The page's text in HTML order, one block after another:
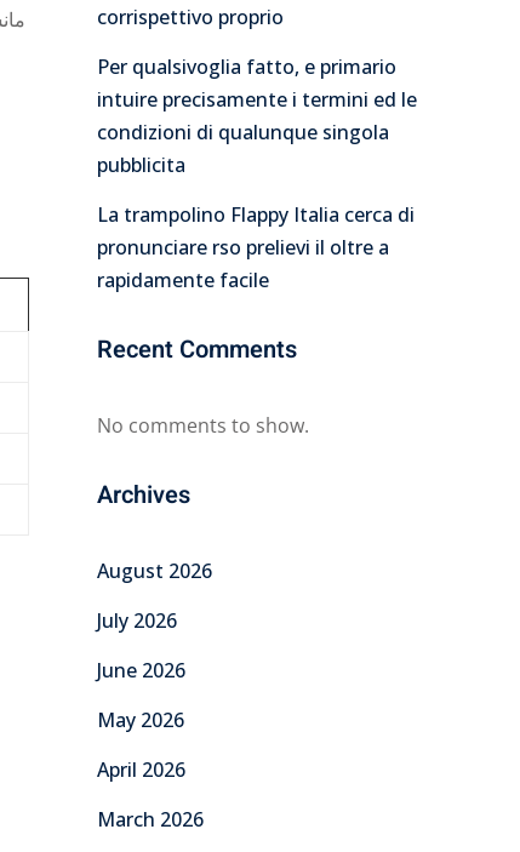
corrispettivo proprio
Per qualsivoglia fatto, e primario
intuire precisamente i termini ed le
condizioni di qualunque singola
pubblicita
La trampolino Flappy Italia cerca di
pronunciare rso prelievi il oltre a
rapidamente facile
Recent Comments
No comments to show.
Archives
August 2026
July 2026
June 2026
May 2026
April 2026
March 2026